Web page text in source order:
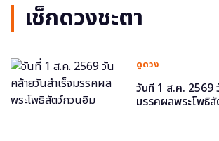
เช็กดวงชะตา
ดูดวง
วันที่ 1 ส.ค. 2569
มรรคผลพระโพธิ